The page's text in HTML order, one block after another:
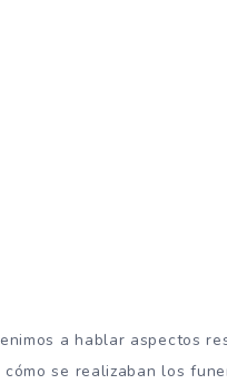
a hablar aspectos
se realizaban los